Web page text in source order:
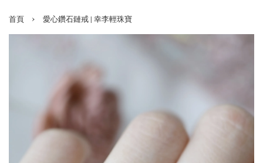
首頁 › 愛心鑽石鏈戒 | 幸李輕珠寶